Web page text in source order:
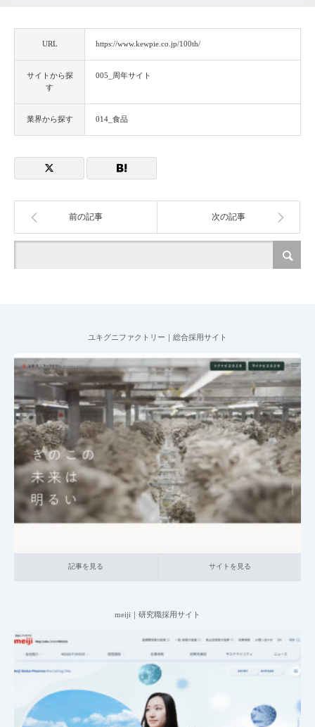
URL https://www.kewpie.co.jp/100th/
サイトから探
す
005_周年サイト
業界から探す 014_食品
前の記事 次の記事
ユキグニファクトリー｜総合採用サイト
2025.07.09
004_総合採用サイト 014_食品 大企業の採用サイト 本社が地方の企
業
記事を見る サイトを見る
記事を見る サイトを見る
meiji｜研究職採用サイト
2025.06.20
001_新卒採用サイト 014_食品 大企業の採用サイト 研究職